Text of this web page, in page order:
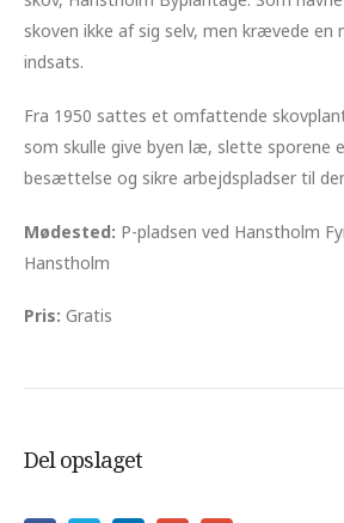
skoven ikke af sig selv, men krævede
indsats.
Fra 1950 sattes et omfattende
som skulle give byen læ, slette sporene
besættelse og sikre arbejdspladser til
Mødested: P-pladsen ved Hanstholm
Hanstholm
Pris: Gratis
Del opslaget